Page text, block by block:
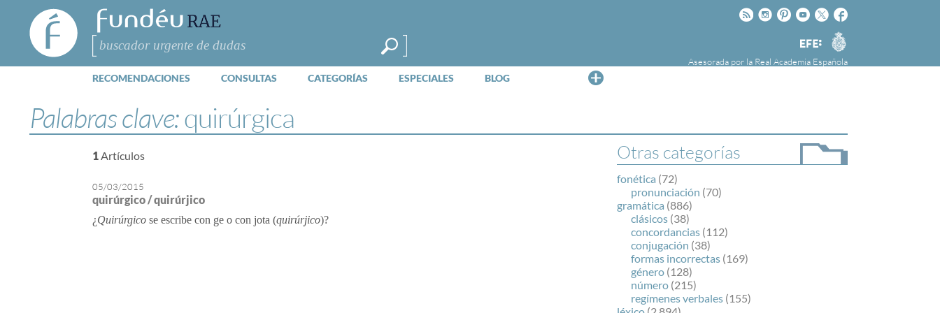
FundéuRAE
- Fundación
del Español
Urgente
Buscar
Facebook
Twitter
Youtube
Pinteres
Instagram
Rss
Agencia
EFE
Asesorada por la Real Academia Española
RECOMENDACIONES CONSULTAS CATEGORÍAS ESPECIALES BLOG
la Agencia Efe y la Real Academia Española,
cuyo objetivo es colaborar con el buen uso del
español en los medios de comunicación y en
Internet.
Palabras clave:quirúrgica
Otras categorías
fonética (72)
pronunciación (70)
gramática (886)
clásicos (38)
concordancias (112)
conjugación (38)
formas incorrectas (169)
género (128)
número (215)
regímenes verbales (155)
1Artículos
05/03/2015
quirúrgico / quirúrjico
¿Quirúrgico se escribe con ge o con jota (quirúrjico)?